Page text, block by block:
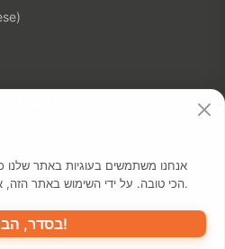
מדיניות פרטיות תנאי השימוש מאפ
אנחנו משתמשים בעוגיות באתר
הכי טובה. על ידי השימוש באתר הזה, אתה מסכים להשתמש בו בעוגיות.
בסדר, הבנתי!